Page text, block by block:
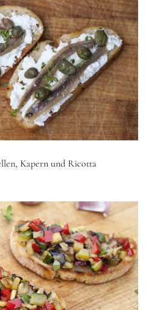
Kapern und Ricotta